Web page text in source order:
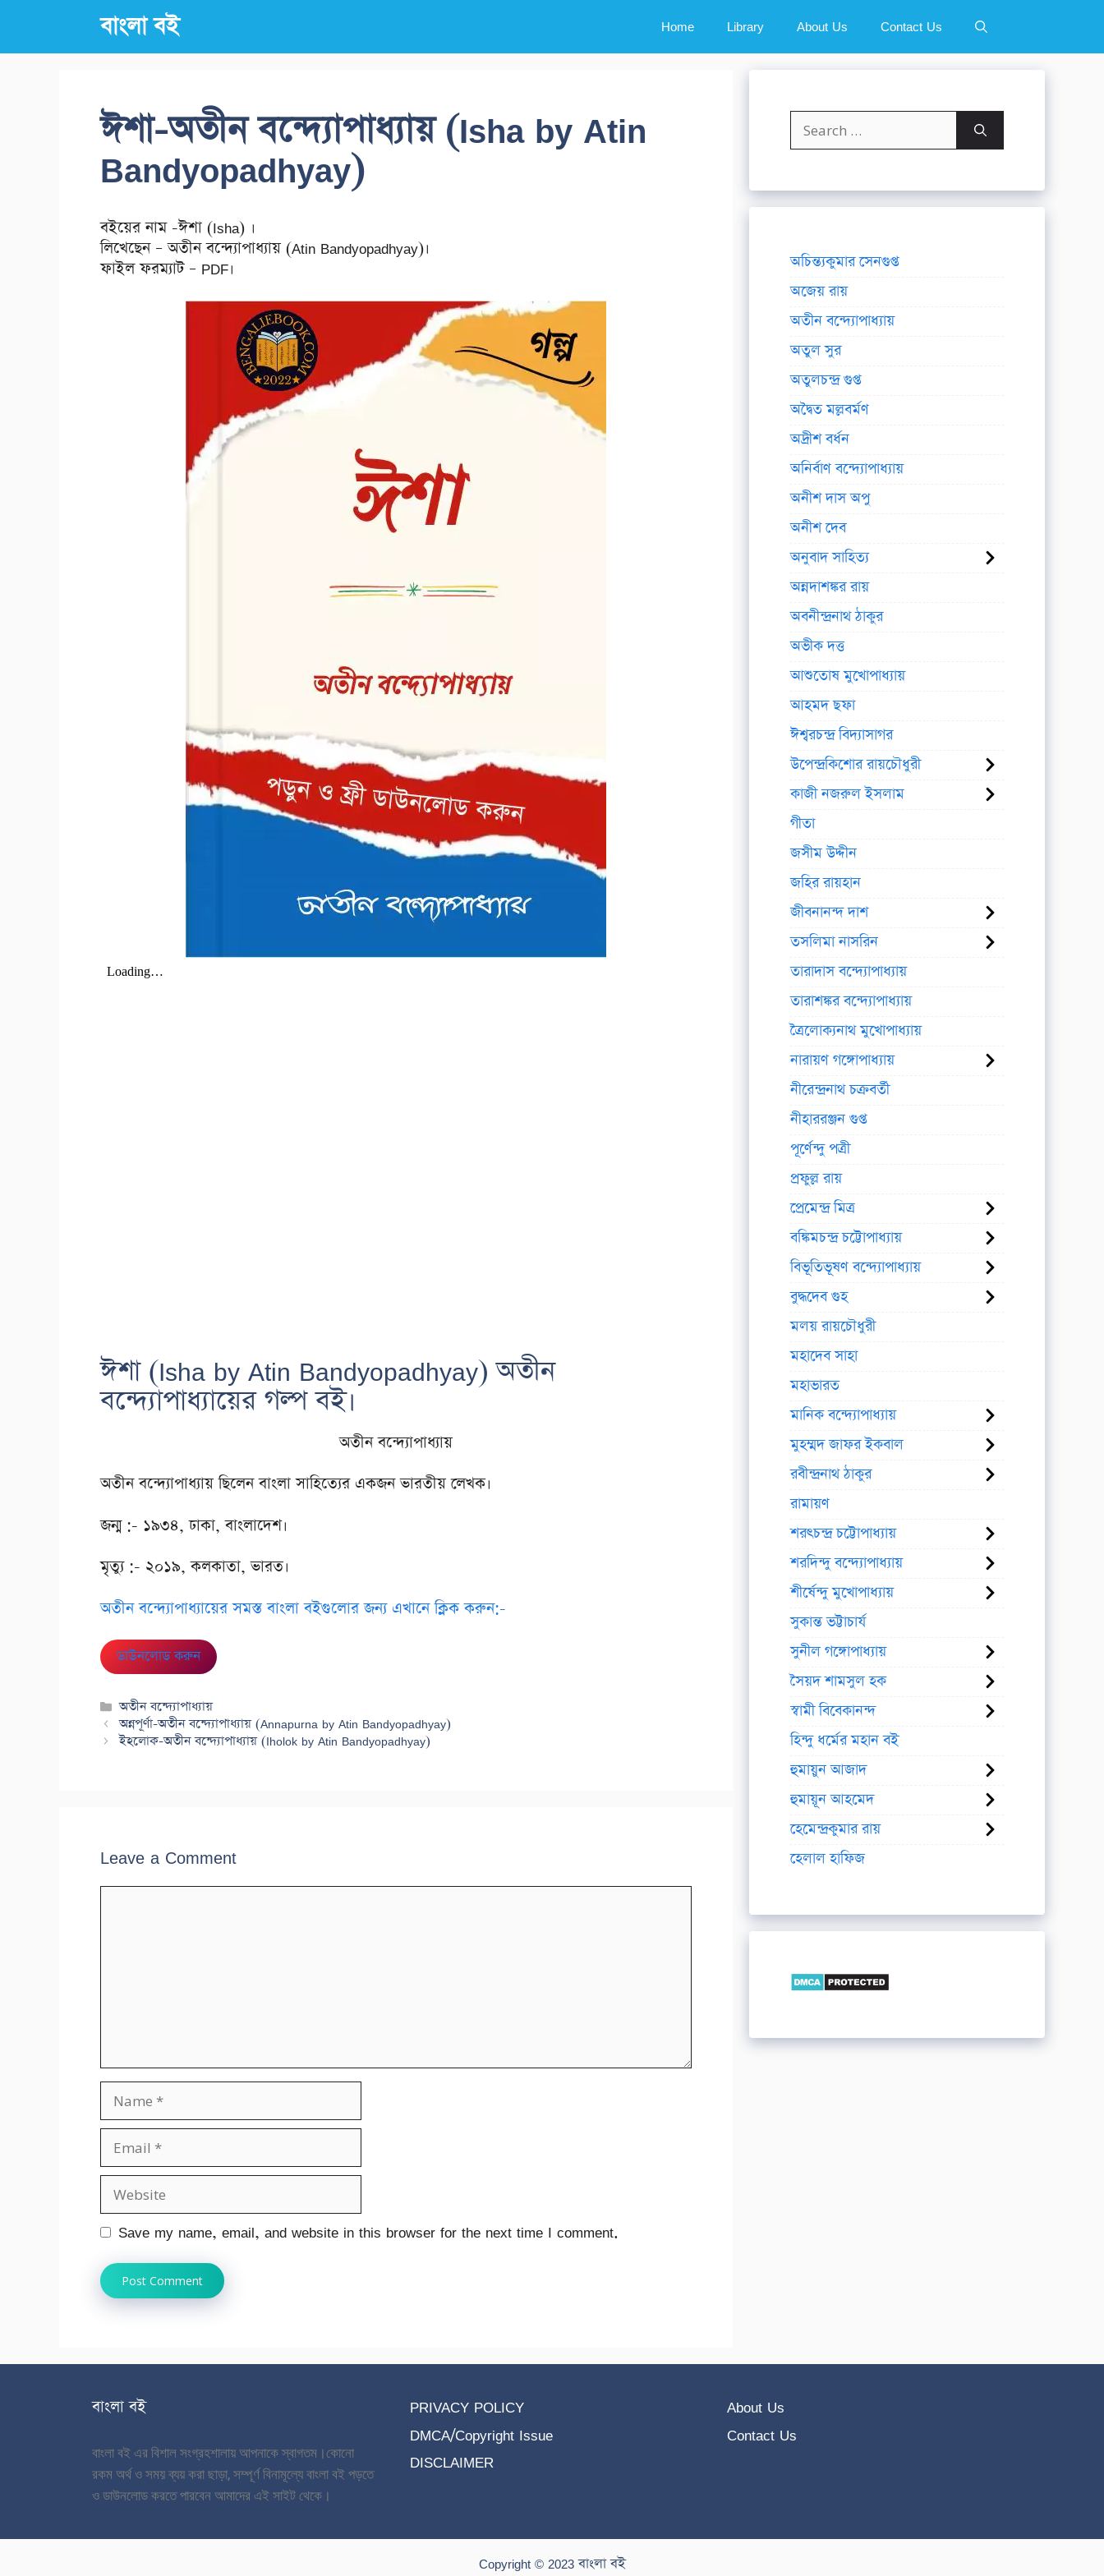
content
বাংলা বই Home Library About Us Contact Us
ঈশা-অতীন বন্দ্যোপাধ্যায় (Isha by Atin
Bandyopadhyay)
বইয়ের নাম -ঈশা (Isha) ।
লিখেছেন – অতীন বন্দ্যোপাধ্যায় (Atin Bandyopadhyay)।
ফাইল ফরম্যাট – PDF।
ঈশা (Isha by Atin Bandyopadhyay) অতীন
বন্দ্যোপাধ্যায়ের গল্প বই।
অতীন বন্দ্যোপাধ্যায়
অতীন বন্দ্যোপাধ্যায় ছিলেন বাংলা সাহিত্যের একজন ভারতীয় লেখক।
জন্ম :- ১৯৩৪, ঢাকা, বাংলাদেশ।
মৃত্যু :- ২০১৯, কলকাতা, ভারত।
অতীন বন্দ্যোপাধ্যায়ের সমস্ত বাংলা বইগুলোর জন্য এখানে ক্লিক করুন:-
ডাউনলোড করুন
Categories
অতীন বন্দ্যোপাধ্যায়
অন্নপূর্ণা-অতীন বন্দ্যোপাধ্যায় (Annapurna by Atin Bandyopadhyay)
ইহলোক-অতীন বন্দ্যোপাধ্যায় (Iholok by Atin Bandyopadhyay)
Leave a Comment
Name
Email
Website
Save my name, email, and website in this browser for the next time I comment.
Search
for:
অচিন্ত্যকুমার সেনগুপ্ত
অজেয় রায়
অতীন বন্দ্যোপাধ্যায়
অতুল সুর
অতুলচন্দ্র গুপ্ত
অদ্বৈত মল্লবর্মণ
অদ্রীশ বর্ধন
অনির্বাণ বন্দ্যোপাধ্যায়
অনীশ দাস অপু
অনীশ দেব
অনুবাদ সাহিত্য
অন্নদাশঙ্কর রায়
অবনীন্দ্রনাথ ঠাকুর
অভীক দত্ত
আশুতোষ মুখোপাধ্যায়
আহমদ ছফা
ঈশ্বরচন্দ্র বিদ্যাসাগর
উপেন্দ্রকিশোর রায়চৌধুরী
কাজী নজরুল ইসলাম
গীতা
জসীম উদ্দীন
জহির রায়হান
জীবনানন্দ দাশ
তসলিমা নাসরিন
তারাদাস বন্দ্যোপাধ্যায়
তারাশঙ্কর বন্দ্যোপাধ্যায়
ত্রৈলোক্যনাথ মুখোপাধ্যায়
নারায়ণ গঙ্গোপাধ্যায়
নীরেন্দ্রনাথ চক্রবর্তী
নীহাররঞ্জন গুপ্ত
পূর্ণেন্দু পত্রী
প্রফুল্ল রায়
প্রেমেন্দ্র মিত্র
বঙ্কিমচন্দ্র চট্টোপাধ্যায়
বিভূতিভূষণ বন্দ্যোপাধ্যায়
বুদ্ধদেব গুহ
মলয় রায়চৌধুরী
মহাদেব সাহা
মহাভারত
মানিক বন্দ্যোপাধ্যায়
মুহম্মদ জাফর ইকবাল
রবীন্দ্রনাথ ঠাকুর
রামায়ণ
শরৎচন্দ্র চট্টোপাধ্যায়
শরদিন্দু বন্দ্যোপাধ্যায়
শীর্ষেন্দু মুখোপাধ্যায়
সুকান্ত ভট্টাচার্য
সুনীল গঙ্গোপাধ্যায়
সৈয়দ শামসুল হক
স্বামী বিবেকানন্দ
হিন্দু ধর্মের মহান বই
হুমায়ুন আজাদ
হুমায়ূন আহমেদ
হেমেন্দ্রকুমার রায়
হেলাল হাফিজ
বাংলা বই
বাংলা বই এর বিশাল সংগ্রহশালায় আপনাকে স্বাগতম।কোনো
রকম অর্থ ও সময় ব্যয় করা ছাড়া, সম্পূর্ণ বিনামূল্যে বাংলা বই পড়তে
ও ডাউনলোড করতে পারবেন আমাদের এই সাইট থেকে।
PRIVACY POLICY
DMCA/Copyright Issue
DISCLAIMER
About Us
Contact Us
Copyright © 2023 বাংলা বই